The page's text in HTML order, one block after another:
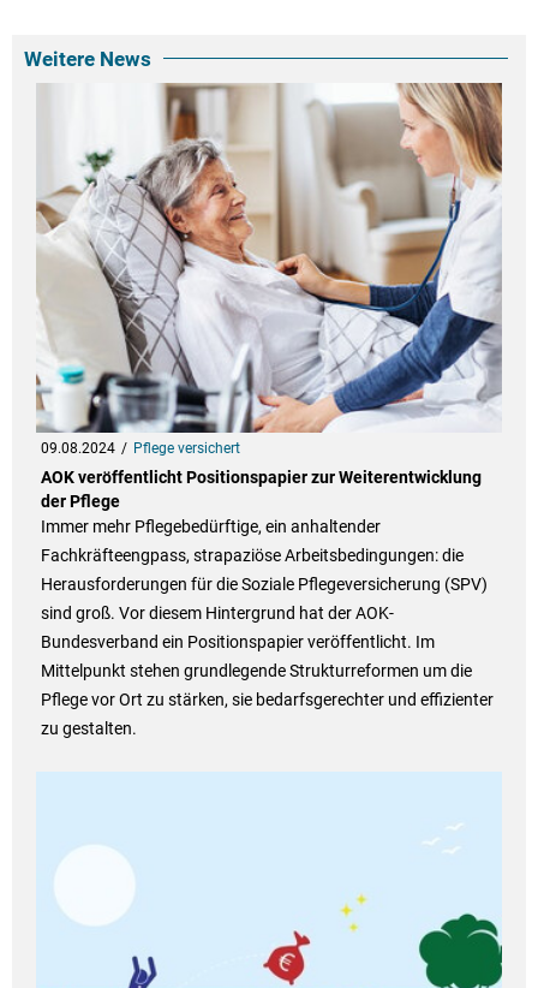
Weitere News
09.08.2024 Pflege versichert
AOK veröffentlicht Positionspapier zur Weiterentwicklung
der Pflege
Immer mehr Pflegebedürftige, ein anhaltender
Fachkräfteengpass, strapaziöse Arbeitsbedingungen: die
Herausforderungen für die Soziale Pflegeversicherung (SPV)
sind groß. Vor diesem Hintergrund hat der AOK-
Bundesverband ein Positionspapier veröffentlicht. Im
Mittelpunkt stehen grundlegende Strukturreformen um die
Pflege vor Ort zu stärken, sie bedarfsgerechter und effizienter
zu gestalten.